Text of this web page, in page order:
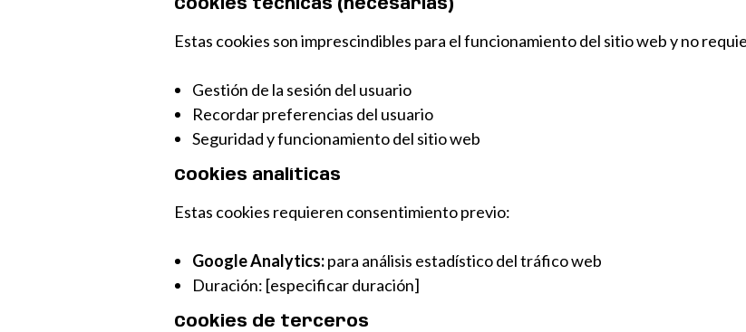
Cookies técnicas (necesarias)
Estas cookies son imprescindibles para el funcionamiento del sitio web y no
Gestión de la sesión del usuario
Recordar preferencias del usuario
Seguridad y funcionamiento del sitio web
Cookies analíticas
Estas cookies requieren consentimiento previo:
Google Analytics:para análisis estadístico del tráfico web
Duración: [especificar duración]
Cookies de terceros